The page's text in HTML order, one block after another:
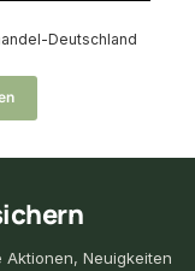
Deutschland
Neuigkeiten